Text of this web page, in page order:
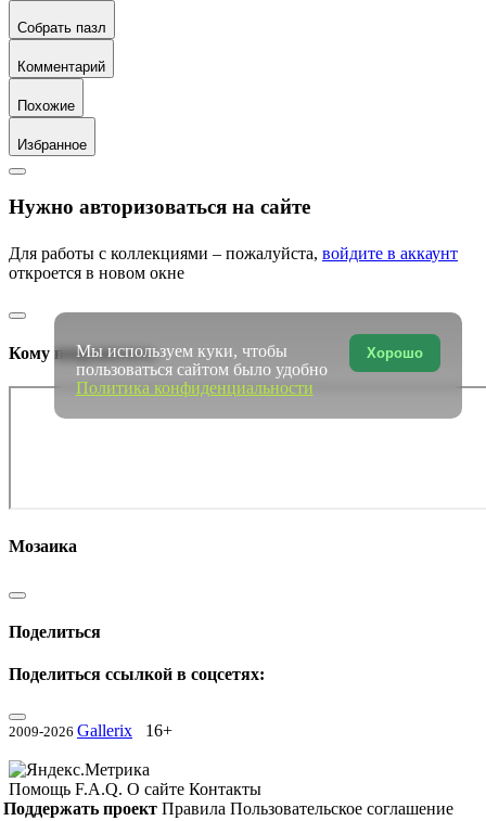
Собрать пазл
Комментарий
Похожие
Избранное
Нужно авторизоваться на сайте
Для работы с коллекциями – пожалуйста, войдите в аккаунт
откроется в новом окне
Кому понравилось
Мозаика
Поделиться
Поделиться ссылкой в соцсетях:
2009-2026 Gallerix 16+
Помощь F.A.Q. О сайте Контакты
Поддержать проект Правила Пользовательское соглашение
Хорошо
Мы используем куки, чтобы
пользоваться сайтом было удобно
Политика конфиденциальности